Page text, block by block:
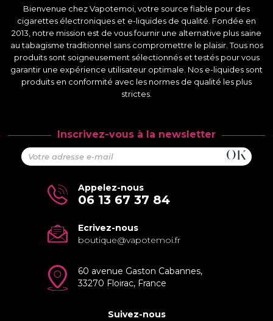
Bienvenue chez Vapotemoi, votre source fiable pour des
cigarettes électroniques et e-liquides de qualité. Fondée en
2013, notre mission est de vous fournir une alternative plus saine
au tabagisme traditionnel sans compromettre le plaisir. Tous nos
produits sont soigneusement sélectionnés et testés pour vous
garantir une expérience utilisateur optimale. Nos e-liquides sont
produits en conformité avec les normes de qualité les plus
strictes.
Inscrivez-vous à la newsletter
Appelez-nous
06 13 67 37 84
Ecrivez-nous
boutique@vapotemoi.fr
60 avenue Gaston Cabannes,
33270 Floirac, France
Suivez-nous
Annuler Connexion